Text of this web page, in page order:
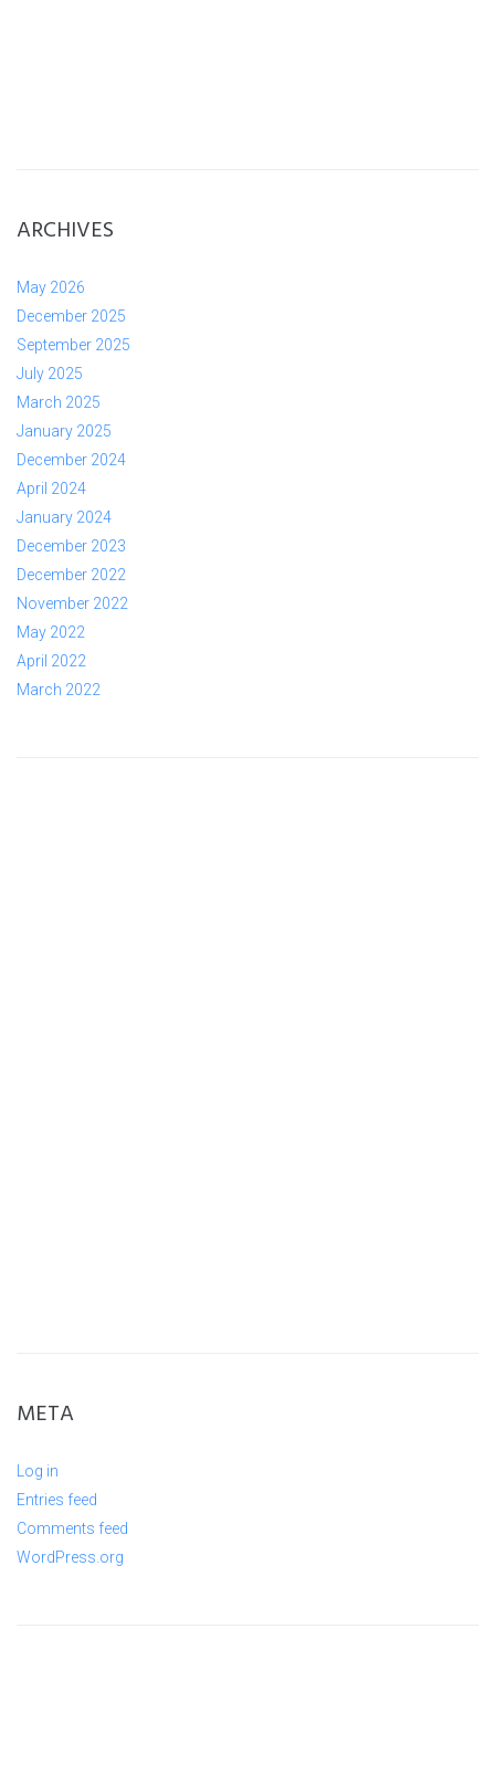
ARCHIVES
May 2026
December 2025
September 2025
July 2025
March 2025
January 2025
December 2024
April 2024
January 2024
December 2023
December 2022
November 2022
May 2022
April 2022
March 2022
META
Log in
Entries feed
Comments feed
WordPress.org